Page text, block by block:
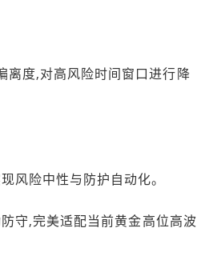
离度,对高风险时间窗口进行降
风险中性与防护自动化。
守,完美适配当前黄金高位高波